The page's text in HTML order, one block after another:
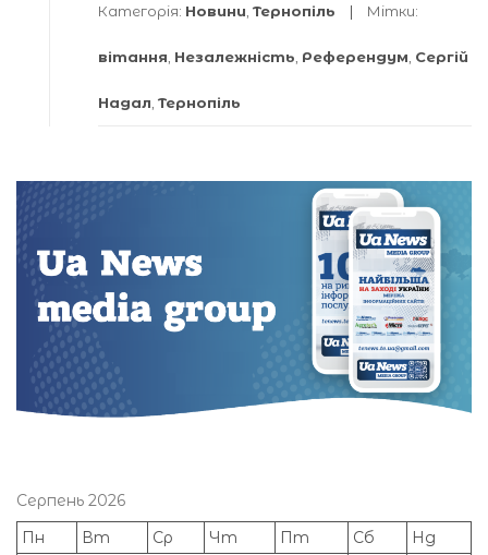
Категорія: Новини, Тернопіль Мітки:
вітання, Незалежність, Референдум, Сергій
Надал, Тернопіль
Серпень 2026
Пн
Вт Ср Чт Пт Сб
Нд